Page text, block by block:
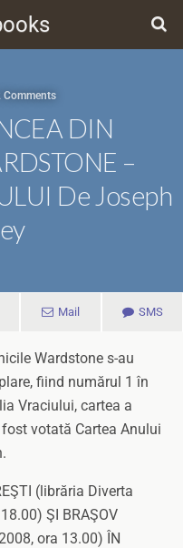
Comments
DIN
–
De Joseph
Mail SMS
Wardstone s-au
fiind numărul 1 în
Vraciului, cartea a
votată Cartea Anului
(librăria Diverta
ŞI BRAŞOV
ora 13.00) ÎN